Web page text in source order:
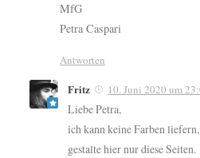
MfG
Petra Caspari
Antworten
Fritz 10. Juni 2020 um
Liebe Petra,
ich kann keine Farben
gestalte hier nur diese Seiten.